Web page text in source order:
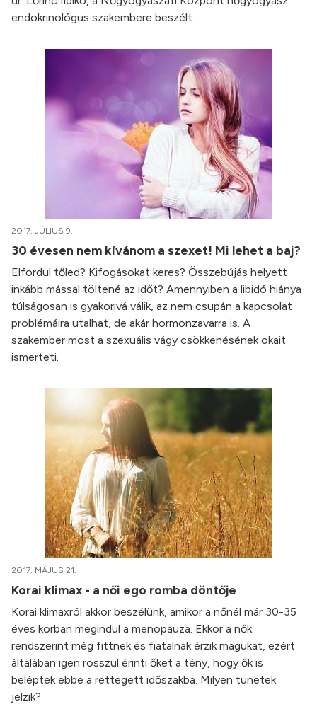
endokrinológus szakembere beszélt.
2017. JÚLIUS 9.
30 évesen nem kívánom a szexet! Mi lehet a baj?
Elfordul tőled? Kifogásokat keres? Összebújás helyett
inkább mással töltené az időt? Amennyiben a libidó hiánya
túlságosan is gyakorivá válik, az nem csupán a kapcsolat
problémáira utalhat, de akár hormonzavarra is. A
szakember most a szexuális vágy csökkenésének okait
ismerteti.
2017. MÁJUS 21.
Korai klimax - a női ego romba döntője
Korai klimaxról akkor beszélünk, amikor a nőnél már 30-35
éves korban megindul a menopauza. Ekkor a nők
rendszerint még fittnek és fiatalnak érzik magukat, ezért
általában igen rosszul érinti őket a tény, hogy ők is
beléptek ebbe a rettegett időszakba. Milyen tünetek
jelzik?